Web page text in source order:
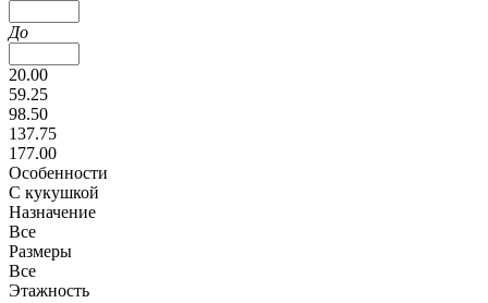
До
20.00
59.25
98.50
137.75
177.00
Особенности
С кукушкой
Назначение
Все
Размеры
Все
Этажность